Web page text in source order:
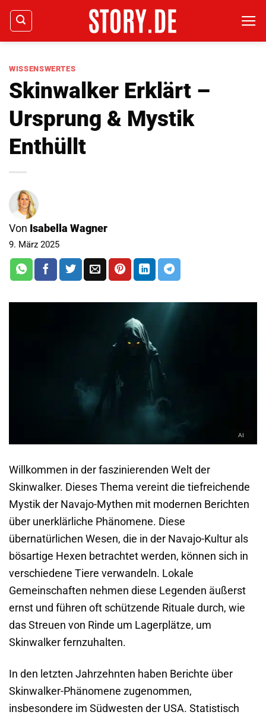
Zum
Inhalt
springen
WISSENSWERTES
Skinwalker Erklärt –
Ursprung & Mystik
Enthüllt
Von Isabella Wagner
9. März 2025
Willkommen in der faszinierenden Welt der
Skinwalker. Dieses Thema vereint die tiefreichende
Mystik der Navajo-Mythen mit modernen Berichten
über unerklärliche Phänomene. Diese
übernatürlichen Wesen, die in der Navajo-Kultur als
bösartige Hexen betrachtet werden, können sich in
verschiedene Tiere verwandeln. Lokale
Gemeinschaften nehmen diese Legenden äußerst
ernst und führen oft schützende Rituale durch, wie
das Streuen von Rinde um Lagerplätze, um
Skinwalker fernzuhalten.
In den letzten Jahrzehnten haben Berichte über
Skinwalker-Phänomene zugenommen,
insbesondere im Südwesten der USA. Statistisch